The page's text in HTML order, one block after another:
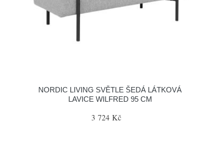
NORDIC LIVING SVĚTLE ŠEDÁ LÁTKOVÁ
LAVICE WILFRED 95 CM
3 724 Kč